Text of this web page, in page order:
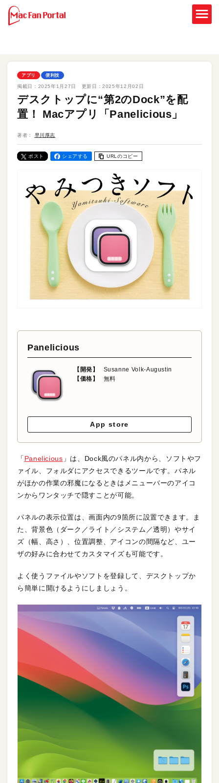
アプリ 便利技
掲載日： 2025年1月27日 更新日：2025年12月02日
デスクトップに“第2のDock”を配
置！ Macアプリ「Panelicious」
著者： 早川厚志
ポスト シェアする URLのコピー
Panelicious
【開発】
Susanne Volk-Augustin
【価格】
無料
App store
「 Panelicious 」は、Dock風のパネル内から、ソフトやフ
ァイル、フォルダにアクセスできるツールです。パネル
がほかの作業の邪魔になるときはメニューバーのアイコ
ンからワンタッチで隠すことが可能。
パネルの表示位置は、画面内の9箇所に設置できます。ま
た、背景色（ダーク／ライト／システム／透明）やサイ
ズ（幅、高さ）、位置調整、アイコンの間隔など、ユー
ザの好みに合わせてカスタマイズも可能です。
よく使うファイルやソフトを登録して、デスクトップか
ら簡単に開けるようにしましょう。